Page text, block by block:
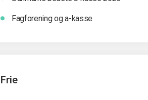
Fagforening og a-kasse
Frie